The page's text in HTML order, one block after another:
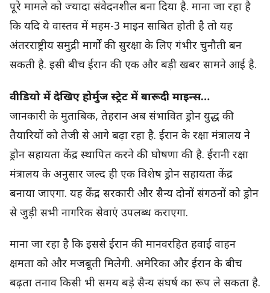
पूरे मामले को ज्यादा संवेदनशील बना दिया है. माना जा रहा है
कि यदि ये वास्तव में महम-3 माइन साबित होती है तो यह
अंतरराष्ट्रीय समुद्री मार्गों की सुरक्षा के लिए गंभीर चुनौती बन
सकती है. इसी बीच ईरान की एक और बड़ी खबर सामने आई है.
वीडियो में देखिए होर्मुज स्ट्रेट में बारूदी माइन्स…
जानकारी के मुताबिक, तेहरान अब संभावित ड्रोन युद्ध की
तैयारियों को तेजी से आगे बढ़ा रहा है. ईरान के रक्षा मंत्रालय ने
ड्रोन सहायता केंद्र स्थापित करने की घोषणा की है. ईरानी रक्षा
मंत्रालय के अनुसार जल्द ही एक विशेष ड्रोन सहायता केंद्र
बनाया जाएगा. यह केंद्र सरकारी और सैन्य दोनों संगठनों को ड्रोन
से जुड़ी सभी नागरिक सेवाएं उपलब्ध कराएगा.
माना जा रहा है कि इससे ईरान की मानवरहित हवाई वाहन
क्षमता को और मजबूती मिलेगी. अमेरिका और ईरान के बीच
बढ़ता तनाव किसी भी समय बड़े सैन्य संघर्ष का रूप ले सकता है.